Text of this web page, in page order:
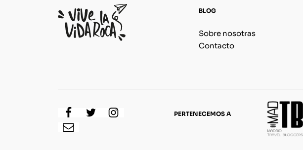
BLOG
Sobre nosotras
Contacto
PERTENECEMOS A